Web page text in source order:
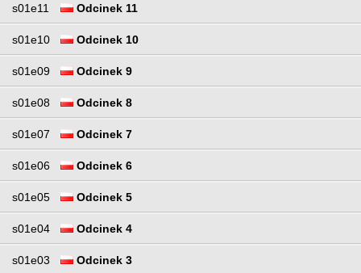
s01e11 Odcinek 11
s01e10 Odcinek 10
s01e09 Odcinek 9
s01e08 Odcinek 8
s01e07 Odcinek 7
s01e06 Odcinek 6
s01e05 Odcinek 5
s01e04 Odcinek 4
s01e03 Odcinek 3